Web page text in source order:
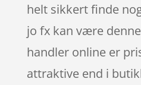
helt sikkert finde
jo fx kan være
handler online er
attraktive end i